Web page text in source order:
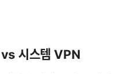
vs 시스템 VPN